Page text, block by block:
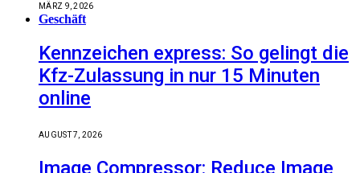
MÄRZ 9, 2026
Geschäft
Kennzeichen express: So gelingt die
Kfz-Zulassung in nur 15 Minuten
online
AUGUST 7, 2026
Image Compressor: Reduce Image